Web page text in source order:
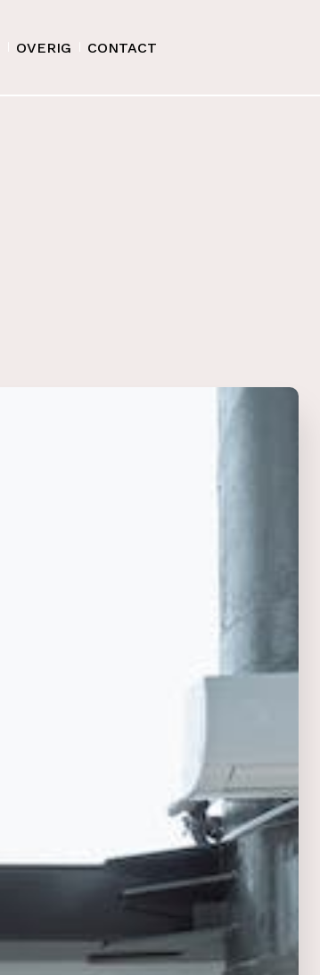
OVERIG CONTACT